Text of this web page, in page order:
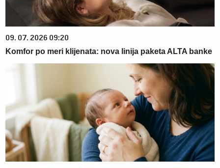
09. 07. 2026 09:20
Komfor po meri klijenata: nova linija paketa ALTA banke